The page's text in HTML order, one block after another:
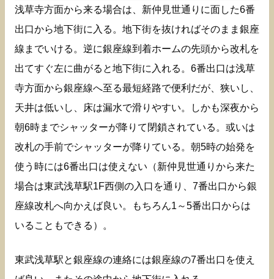
浅草寺方面から来る場合は、新仲見世通りに面した6番
出口から地下街に入る。地下街を抜ければそのまま銀座
線までいける。逆に銀座線到着ホームの先頭から改札を
出てすぐ左に曲がると地下街に入れる。6番出口は浅草
寺方面から銀座線へ至る最短経路で便利だが、狭いし、
天井は低いし、床は漏水で滑りやすい。しかも深夜から
朝6時までシャッターが降りて閉鎖されている。或いは
改札の手前でシャッターが降りている。朝5時の始発を
使う時には6番出口は使えない（新仲見世通りから来た
場合は東武浅草駅1F西側の入口を通り、7番出口から銀
座線改札へ向かえば良い。もちろん1～5番出口からは
いることもできる）。
東武浅草駅と銀座線の連絡には銀座線の7番出口を使え